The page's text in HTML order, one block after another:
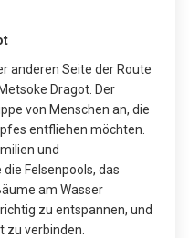
anderen Seite der Route
Dragot. Der
von Menschen an, die
entfliehen möchten.
und
Felsenpools, das
am Wasser
zu entspannen, und
zu verbinden.